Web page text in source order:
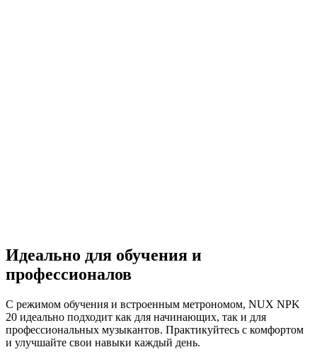
Идеально для обучения и
профессионалов
С режимом обучения и встроенным метрономом, NUX NPK
20 идеально подходит как для начинающих, так и для
профессиональных музыкантов. Практикуйтесь с комфортом
и улучшайте свои навыки каждый день.